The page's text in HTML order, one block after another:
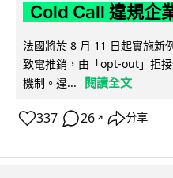
Cold Call 違規企
法國將於 8 月 11 日起實施新
致電推銷，由「opt-out」拒
機制。違...
閱讀全文
337 26 ↗ 分享